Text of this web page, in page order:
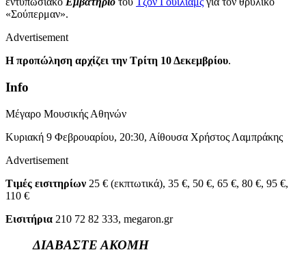
«Σούπερμαν».
Advertisement
Η προπώληση αρχίζει την Τρίτη 10 Δεκεμβρίου.
Info
Μέγαρο Μουσικής Αθηνών
Κυριακή 9 Φεβρουαρίου, 20:30, Αίθουσα Χρήστος Λαμπράκης
Advertisement
Τιμές εισιτηρίων 25 € (εκπτωτικά), 35 €, 50 €, 65 €, 80 €, 95 €,
110 €
Eισιτήρια 210 72 82 333, megaron.gr
ΔΙΑΒΑΣΤΕ ΑΚΟΜΗ